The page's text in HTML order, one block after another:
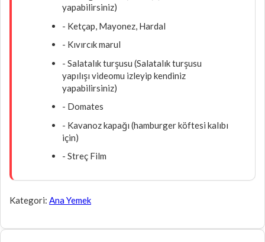
yapabilirsiniz)
- Ketçap, Mayonez, Hardal
- Kıvırcık marul
- Salatalık turşusu (Salatalık turşusu
yapılışı videomu izleyip kendiniz
yapabilirsiniz)
- Domates
- Kavanoz kapağı (hamburger köftesi kalıbı
için)
- Streç Film
Kategori: Ana Yemek